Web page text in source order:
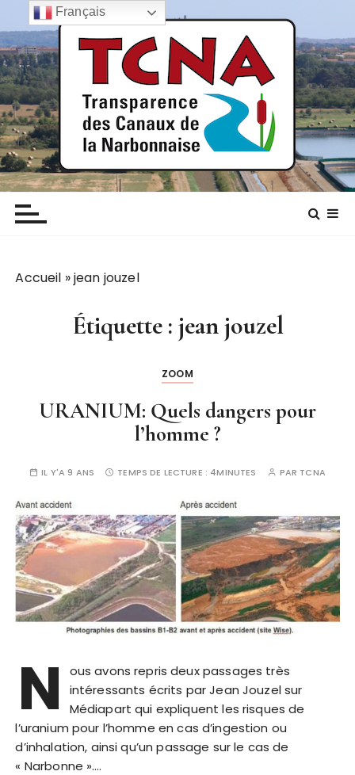
a
s
s
e
r
a
u
c
o TCNA NARBONNE
Transparence des canaux de la narbonnaise
Accueil »jean jouzel
Étiquette : jean jouzel
ZOOM
URANIUM: Quels dangers pour
l’homme ?
IL Y'A 9 ANS TEMPS DE LECTURE : 4MINUTES PAR TCNA
N
ous avons repris deux passages très
intéressants écrits par Jean Jouzel sur
Médiapart qui expliquent les risques de
l’uranium pour l’homme en cas d’ingestion ou
d’inhalation, ainsi qu’un passage sur le cas de
« Narbonne »….
Français